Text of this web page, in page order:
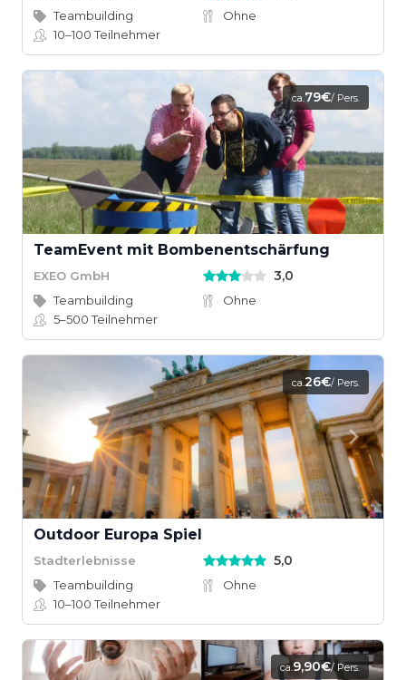
Teambuilding
Ohne
10–100Teilnehmer
ca.79€/ Pers.
TeamEvent mit Bombenentschärfung
EXEO GmbH 3,0
Teambuilding
Ohne
5–500Teilnehmer
ca.26€/ Pers.
Outdoor Europa Spiel
Stadterlebnisse 5,0
Teambuilding
Ohne
10–100Teilnehmer
ca.9,90€/ Pers.